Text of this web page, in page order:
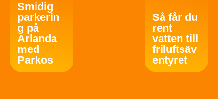
Smidig
parkerin
g på
Arlanda
med
Parkos
Så får du
rent
vatten till
friluftsäv
entyret